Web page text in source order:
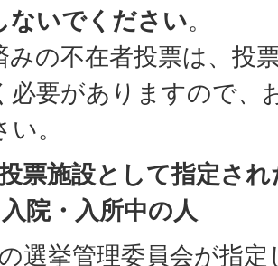
ないでください。
みの不在者投票は、投
必要がありますので、
。
票施設として指定さ
院・入所中の人
選挙管理委員会が指